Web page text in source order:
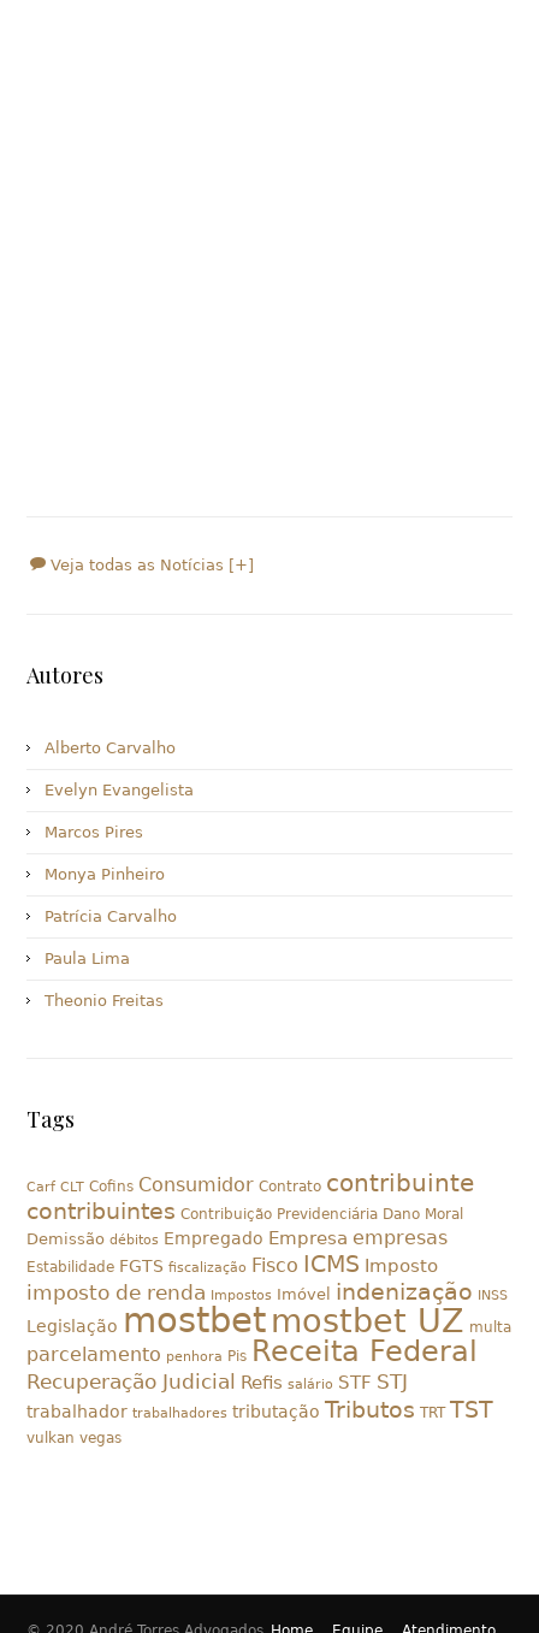
Veja todas as Notícias [+]
Autores
Alberto Carvalho
Evelyn Evangelista
Marcos Pires
Monya Pinheiro
Patrícia Carvalho
Paula Lima
Theonio Freitas
Tags
Carf CLT Cofins Consumidor Contrato contribuinte
contribuintes Contribuição Previdenciária Dano Moral
Demissão débitos Empregado Empresa empresas
Estabilidade FGTS fiscalização Fisco ICMS Imposto
imposto de renda Impostos Imóvel indenização INSS
Legislação mostbetmostbet UZ multa
parcelamento penhora Pis Receita Federal
Recuperação Judicial Refis salário STF STJ
trabalhador trabalhadores tributação Tributos TRT TST
vulkan vegas